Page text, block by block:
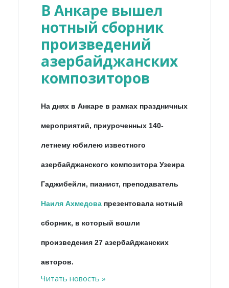
В Анкаре вышел
нотный сборник
произведений
азербайджанских
композиторов
На днях в Анкаре в рамках праздничных
мероприятий, приуроченных 140-
летнему юбилею известного
азербайджанского композитора Узеира
Гаджибейли, пианист, преподаватель
Наиля Ахмедова презентовала нотный
сборник, в который вошли
произведения 27 азербайджанских
авторов.
Читать новость »